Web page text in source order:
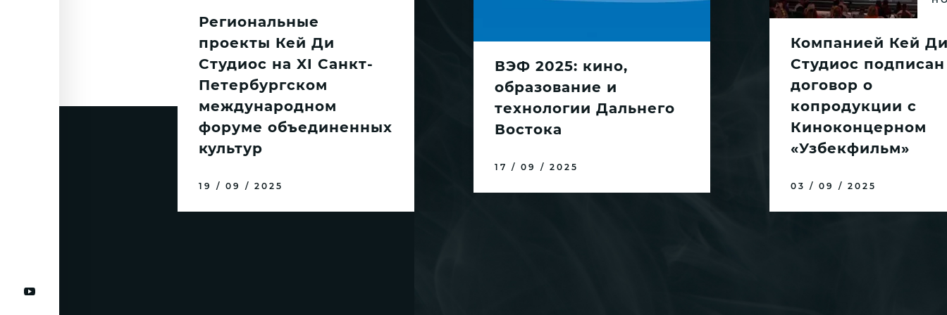
Региональные
проекты Кей Ди
Студиос на XI Санкт-
Петербургском
международном
форуме объединенных
культур
19 / 09 / 2025
ВЭФ 2025: кино,
образование и
технологии Дальнего
Востока
17 / 09 / 2025
Компанией Кей
Студиос подписан
договор о
копродукции с
Киноконцерном
«Узбекфильм»
03 / 09 / 2025